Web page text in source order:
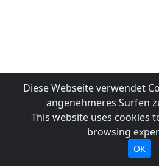
Diese Webseite verwendet
angenehmeres Surfen
This website uses cookies
browsing
OK